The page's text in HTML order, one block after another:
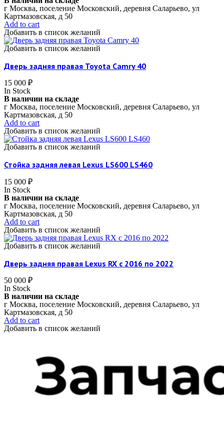
г Москва, поселение Московский, деревня Саларьево, ул
Картмазовская, д 50
Add to cart
Добавить в список желаний
Добавить в список желаний
Дверь задняя правая Toyota Camry 40
15 000 ₽
In Stock
В наличии на складе
г Москва, поселение Московский, деревня Саларьево, ул
Картмазовская, д 50
Add to cart
Добавить в список желаний
Добавить в список желаний
Стойка задняя левая Lexus LS600 LS460
15 000 ₽
In Stock
В наличии на складе
г Москва, поселение Московский, деревня Саларьево, ул
Картмазовская, д 50
Add to cart
Добавить в список желаний
Добавить в список желаний
Дверь задняя правая Lexus RX c 2016 по 2022
50 000 ₽
In Stock
В наличии на складе
г Москва, поселение Московский, деревня Саларьево, ул
Картмазовская, д 50
Add to cart
Добавить в список желаний